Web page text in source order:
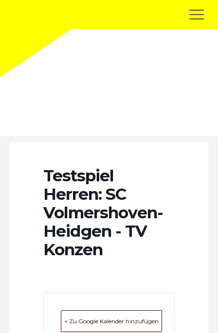
Testspiel
Herren: SC
Volmershoven-
Heidgen - TV
Konzen
+ Zu Google Kalender hinzufügen